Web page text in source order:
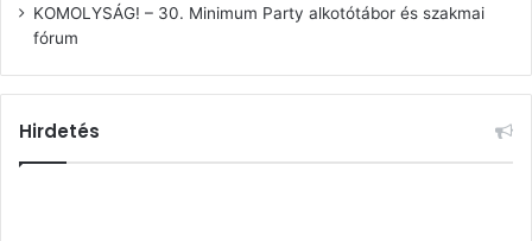
KOMOLYSÁG! – 30. Minimum Party alkotótábor és szakmai
fórum
Hirdetés